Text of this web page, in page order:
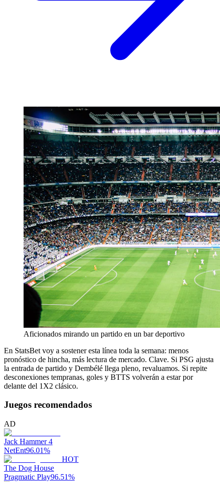
Aficionados mirando un partido en un bar deportivo
En StatsBet voy a sostener esta línea toda la semana: menos
pronóstico de hincha, más lectura de mercado. Clave. Si PSG ajusta
la entrada de partido y Dembélé llega pleno, revaluamos. Si repite
desconexiones tempranas, goles y BTTS volverán a estar por
delante del 1X2 clásico.
Juegos recomendados
AD
Jack Hammer 4
NetEnt96.01%
HOT
The Dog House
Pragmatic Play96.51%